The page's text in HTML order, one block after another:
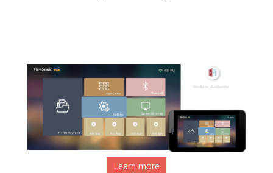
Learn more